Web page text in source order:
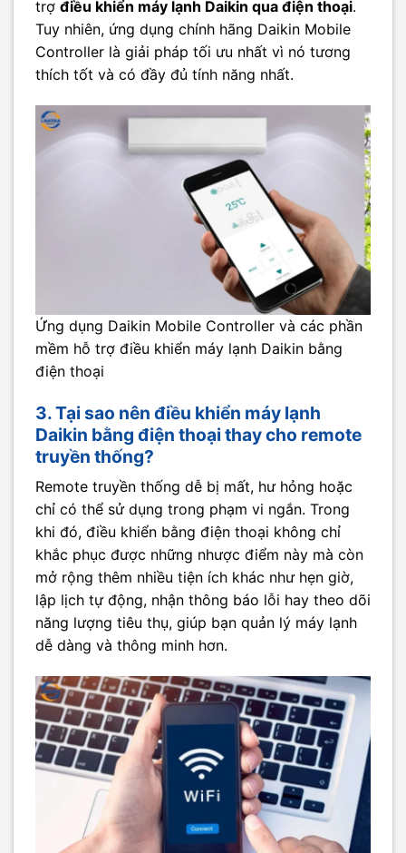
trợ điều khiển máy lạnh Daikin qua điện thoại.
Tuy nhiên, ứng dụng chính hãng Daikin Mobile
Controller là giải pháp tối ưu nhất vì nó tương
thích tốt và có đầy đủ tính năng nhất.
Ứng dụng Daikin Mobile Controller và các phần
mềm hỗ trợ điều khiển máy lạnh Daikin bằng
điện thoại
3. Tại sao nên điều khiển máy lạnh
Daikin bằng điện thoại thay cho remote
truyền thống?
Remote truyền thống dễ bị mất, hư hỏng hoặc
chỉ có thể sử dụng trong phạm vi ngắn. Trong
khi đó, điều khiển bằng điện thoại không chỉ
khắc phục được những nhược điểm này mà còn
mở rộng thêm nhiều tiện ích khác như hẹn giờ,
lập lịch tự động, nhận thông báo lỗi hay theo dõi
năng lượng tiêu thụ, giúp bạn quản lý máy lạnh
dễ dàng và thông minh hơn.